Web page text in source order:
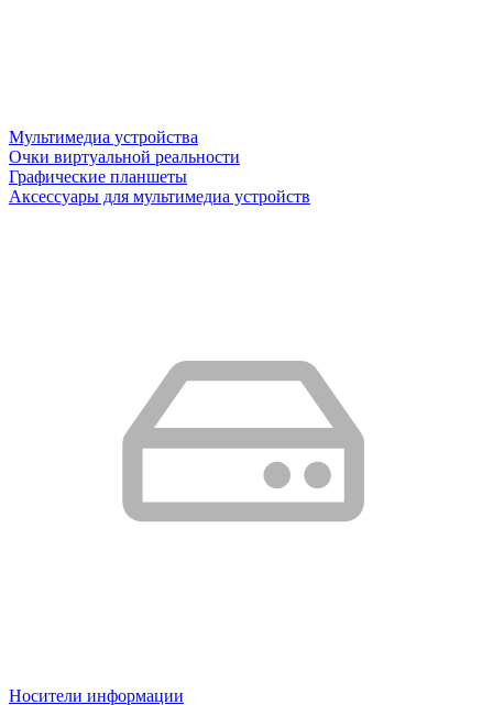
Мультимедиа устройства
Очки виртуальной реальности
Графические планшеты
Аксессуары для мультимедиа устройств
Носители информации